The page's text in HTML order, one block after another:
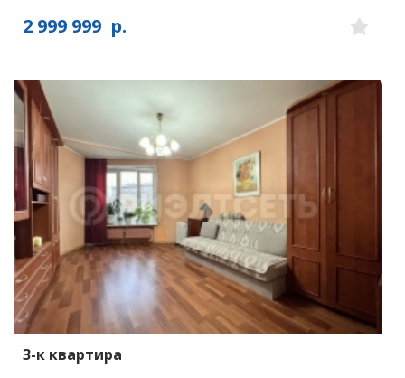
2 999 999 р.
3-к квартира